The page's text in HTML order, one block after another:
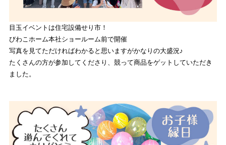
目玉イベントは住宅設備せり市！
びわこホーム本社ショールーム前で開催
写真を見てただければわかると思いますがかなりの大盛況♪
たくさんの方が参加してくださり、競って商品をゲットしていただき
ました。